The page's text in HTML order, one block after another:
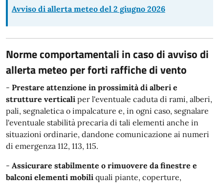
Avviso di allerta meteo del 2 giugno 2026
Norme comportamentali in caso di avviso di
allerta meteo per forti raffiche di vento
- Prestare attenzione in prossimità di alberi e
strutture verticali per l'eventuale caduta di rami, alberi,
pali, segnaletica o impalcature e, in ogni caso, segnalare
l'eventuale stabilità precaria di tali elementi anche in
situazioni ordinarie, dandone comunicazione ai numeri
di emergenza 112, 113, 115.
- Assicurare stabilmente o rimuovere da finestre e
balconi elementi mobili quali piante, coperture,